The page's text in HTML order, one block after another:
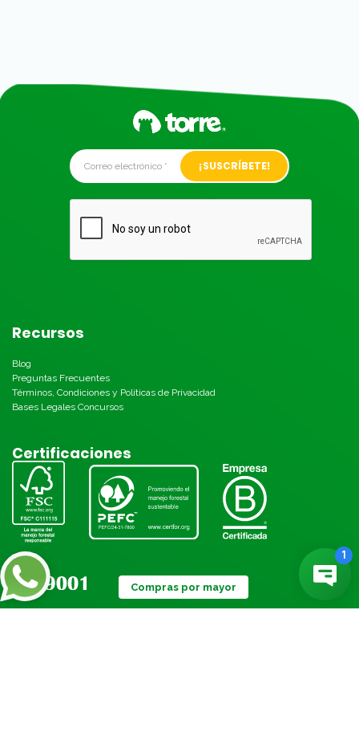
Alternative:
Recursos
Blog
Preguntas Frecuentes
Términos, Condiciones y Políticas de Privacidad
Bases Legales Concursos
Certificaciones
Compras por mayor